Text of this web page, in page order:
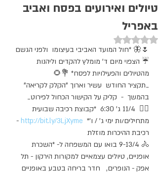
טיולים ואירועים בפסח ואביב
באפריל
דירוג של NaN מתוך 5 כוכבים
🌷🦋 *חול המועד האביבי בעיצומו  ולפני הגשם
☔ הצפוי מיום ד' מומלץ להקדים וליהנות
מהטיולים והפעילויות לפסח* 💐🌻
_תקציר החודש  עשיר וארוך "הקלק לקריאה"
בהמשך  -  קליק על הקישור הכחול לפירוט_
🚴‍♀  11/4 ג' 6:30  *קבוצת רכיבה שבועית
מתחילים/ות ימי ג' / ו'* http://bit.ly/3LjXyme
-
רכיבת ההיכרות מוזלת
🚴 9-13/4 בואו עם המשפחה ל- *השכרת
אופניים, טיולים עצמאיים למקורות הירקון - תל
אפק - הנופרים,   חדר בריחה בטבע באופניים